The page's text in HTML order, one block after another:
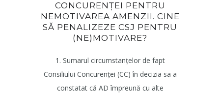
CONCURENȚEI PENTRU
NEMOTIVAREA AMENZII. CINE
SĂ PENALIZEZE CSJ PENTRU
(NE)MOTIVARE?
1. Sumarul circumstanțelor de fapt
Consiliului Concurenței (CC) în decizia sa a
constatat că AD împreună cu alte